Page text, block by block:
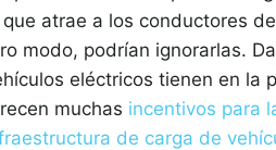
atrae a los conductores
modo, podrían ignorarlas.
eléctricos tienen en la
muchas incentivos para
de carga de